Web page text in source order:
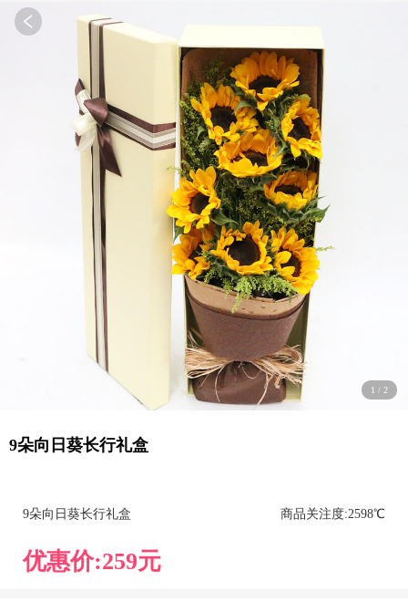
1 / 2
9朵向日葵长行礼盒
9朵向日葵长行礼盒 商品关注度:2598℃
优惠价:259元